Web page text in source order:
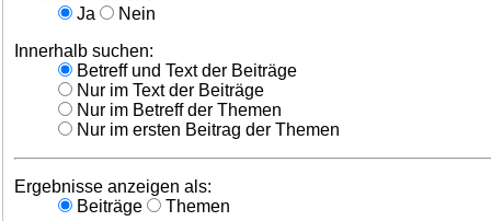
Ja
Nein
Innerhalb suchen:
Betreff und Text der Beiträge
Nur im Text der Beiträge
Nur im Betreff der Themen
Nur im ersten Beitrag der Themen
Ergebnisse anzeigen als:
Beiträge
Themen